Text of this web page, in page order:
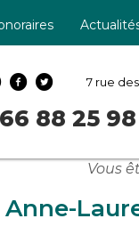
7 rue
88 25 98
Vous